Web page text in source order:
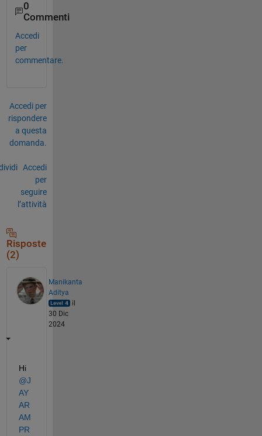
0
Commenti
Accedi
per
commentare.
Accedi per
rispondere
a questa
domanda.
Accedi
per
seguire
l’attività
Risposte
(2)
Manikanta
Aditya
il
30 Dic
2024
Hi
@J
AY
AR
AM
PR